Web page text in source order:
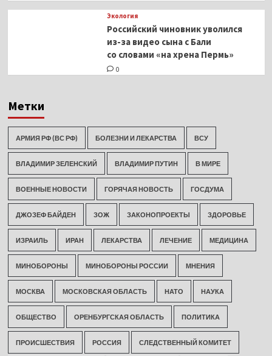
Экология
Российский чиновник уволился
из-за видео сына с Бали
со словами «на хрена Пермь»
0
Метки
АРМИЯ РФ (ВС РФ) БОЛЕЗНИ И ЛЕКАРСТВА ВСУ
ВЛАДИМИР ЗЕЛЕНСКИЙ ВЛАДИМИР ПУТИН В МИРЕ
ВОЕННЫЕ НОВОСТИ ГОРЯЧАЯ НОВОСТЬ ГОСДУМА
ДЖОЗЕФ БАЙДЕН ЗОЖ ЗАКОНОПРОЕКТЫ ЗДОРОВЬЕ
ИЗРАИЛЬ ИРАН ЛЕКАРСТВА ЛЕЧЕНИЕ МЕДИЦИНА
МИНОБОРОНЫ МИНОБОРОНЫ РОССИИ МНЕНИЯ
МОСКВА МОСКОВСКАЯ ОБЛАСТЬ НАТО НАУКА
ОБЩЕСТВО ОРЕНБУРГСКАЯ ОБЛАСТЬ ПОЛИТИКА
ПРОИСШЕСТВИЯ РОССИЯ СЛЕДСТВЕННЫЙ КОМИТЕТ